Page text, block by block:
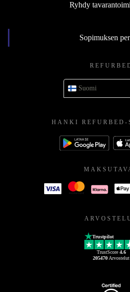
Ryhdy
Sopimuksen
Suomi
HANKI REFURBED-
Trustpilot
TrustScore 4.6
205470 Arvostelut